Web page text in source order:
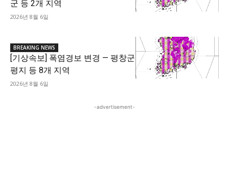
군 등 2개 지역
2026년 8월 6일
BREAKING NEWS
[기상속보] 폭염경보 변경 — 평창군
평지 등 8개 지역
2026년 8월 6일
-advertisement-